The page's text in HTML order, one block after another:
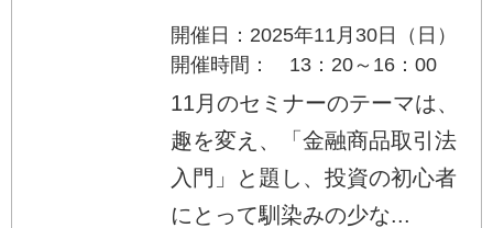
開催日：2025年11月30日（日）
開催時間： 13：20～16：00
11月のセミナーのテーマは、
趣を変え、「金融商品取引法
入門」と題し、投資の初心者
にとって馴染みの少な...